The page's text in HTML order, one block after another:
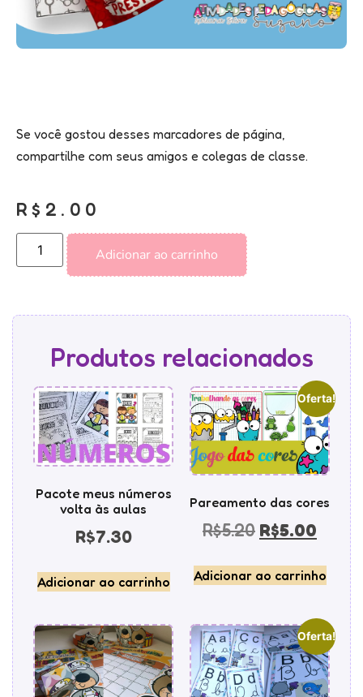
Se você gostou desses marcadores de página,
compartilhe com seus amigos e colegas de classe.
R$ 2.00
Adicionar ao carrinho
Produtos relacionados
Pacote meus números
volta às aulas
R$7.30
Adicionar ao carrinho
Oferta!
Pareamento das cores
R$5.20 R$5.00
Adicionar ao carrinho
Oferta!